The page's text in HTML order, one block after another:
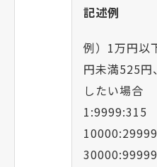
記述例
例）1万円以
円未満525円
したい場合
1:9999:315